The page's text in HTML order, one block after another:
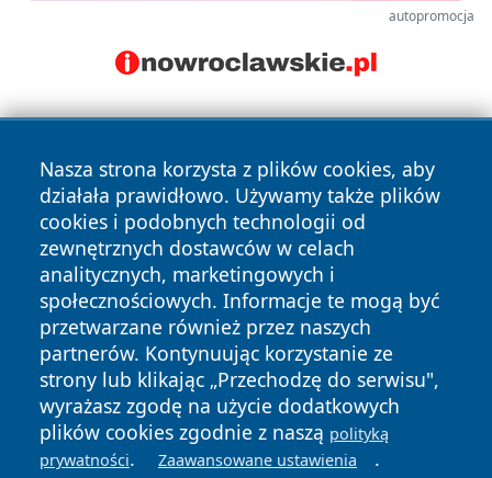
autopromocja
Nasza strona korzysta z plików cookies, aby
działała prawidłowo. Używamy także plików
cookies i podobnych technologii od
zewnętrznych dostawców w celach
analitycznych, marketingowych i
społecznościowych. Informacje te mogą być
przetwarzane również przez naszych
partnerów. Kontynuując korzystanie ze
strony lub klikając „Przechodzę do serwisu",
wyrażasz zgodę na użycie dodatkowych
plików cookies zgodnie z naszą polityką
prywatności. Zaawansowane ustawienia .
Copyright © 2026 faktykrakowa.pl Wszystkie prawa
zastrzeżone.
News Autorzy
Polityka
Prywatności
Polityka
Cookies